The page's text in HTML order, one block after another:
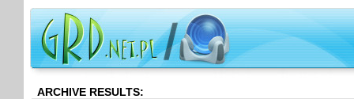
ARCHIVE RESULTS: